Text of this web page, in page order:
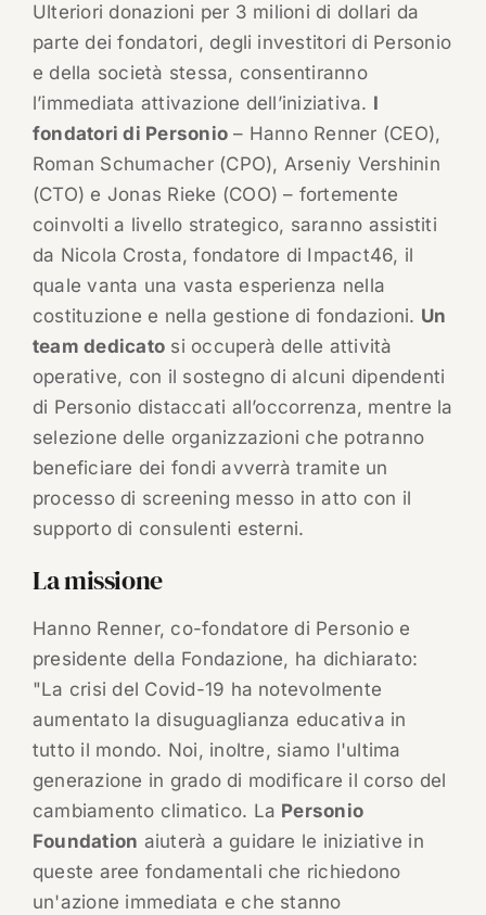
Ulteriori donazioni per 3 milioni di dollari da
parte dei fondatori, degli investitori di Personio
e della società stessa, consentiranno
l’immediata attivazione dell’iniziativa. I
fondatori di Personio – Hanno Renner (CEO),
Roman Schumacher (CPO), Arseniy Vershinin
(CTO) e Jonas Rieke (COO) – fortemente
coinvolti a livello strategico, saranno assistiti
da Nicola Crosta, fondatore di Impact46, il
quale vanta una vasta esperienza nella
costituzione e nella gestione di fondazioni. Un
team dedicato si occuperà delle attività
operative, con il sostegno di alcuni dipendenti
di Personio distaccati all’occorrenza, mentre la
selezione delle organizzazioni che potranno
beneficiare dei fondi avverrà tramite un
processo di screening messo in atto con il
supporto di consulenti esterni.
La missione
Hanno Renner, co-fondatore di Personio e
presidente della Fondazione, ha dichiarato:
"La crisi del Covid-19 ha notevolmente
aumentato la disuguaglianza educativa in
tutto il mondo. Noi, inoltre, siamo l'ultima
generazione in grado di modificare il corso del
cambiamento climatico. La Personio
Foundation aiuterà a guidare le iniziative in
queste aree fondamentali che richiedono
un'azione immediata e che stanno